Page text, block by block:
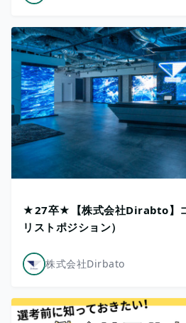
★27卒★【株式会社Dirabto】
リストポジション）
株式会社Dirbato